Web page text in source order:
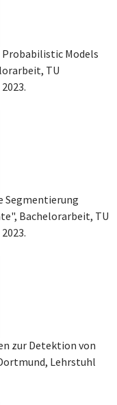
Models
TU
Segmentierung
Bachelorarbeit, TU
zur Detektion von
Lehrstuhl